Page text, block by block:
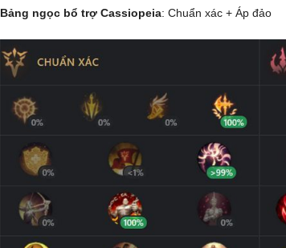
Bảng ngọc bổ trợ Cassiopeia: Chuẩn xác + Áp đảo